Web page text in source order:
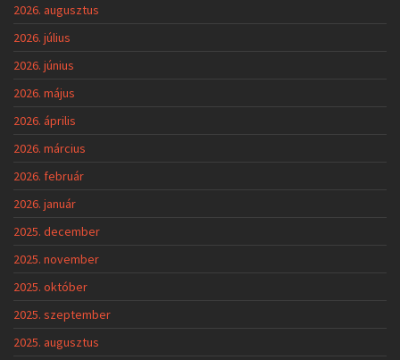
2026. augusztus
2026. július
2026. június
2026. május
2026. április
2026. március
2026. február
2026. január
2025. december
2025. november
2025. október
2025. szeptember
2025. augusztus